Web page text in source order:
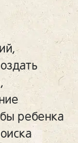
ребенка